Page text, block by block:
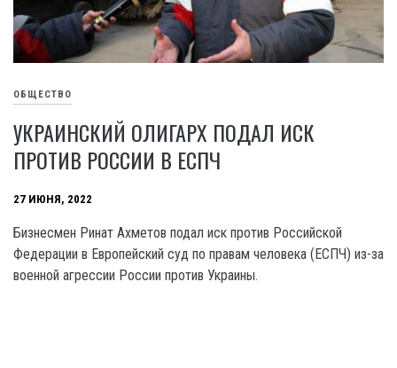
ОБЩЕСТВО
УКРАИНСКИЙ ОЛИГАРХ ПОДАЛ ИСК
ПРОТИВ РОССИИ В ЕСПЧ
27 ИЮНЯ, 2022
Бизнесмен Ринат Ахметов подал иск против Российской
Федерации в Европейский суд по правам человека (ЕСПЧ) из-за
военной агрессии России против Украины.